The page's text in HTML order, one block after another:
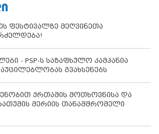
ფესტივალზე მეღვინეთა
- PSP-ს საზაფხულო კამპანია
გვახსენებს
ქრთამის მოთხოვნისა და
მერიის თანამშრომელი